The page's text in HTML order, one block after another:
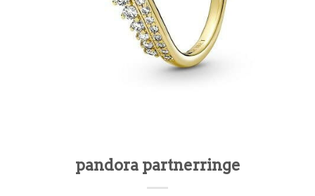
pandora partnerringe